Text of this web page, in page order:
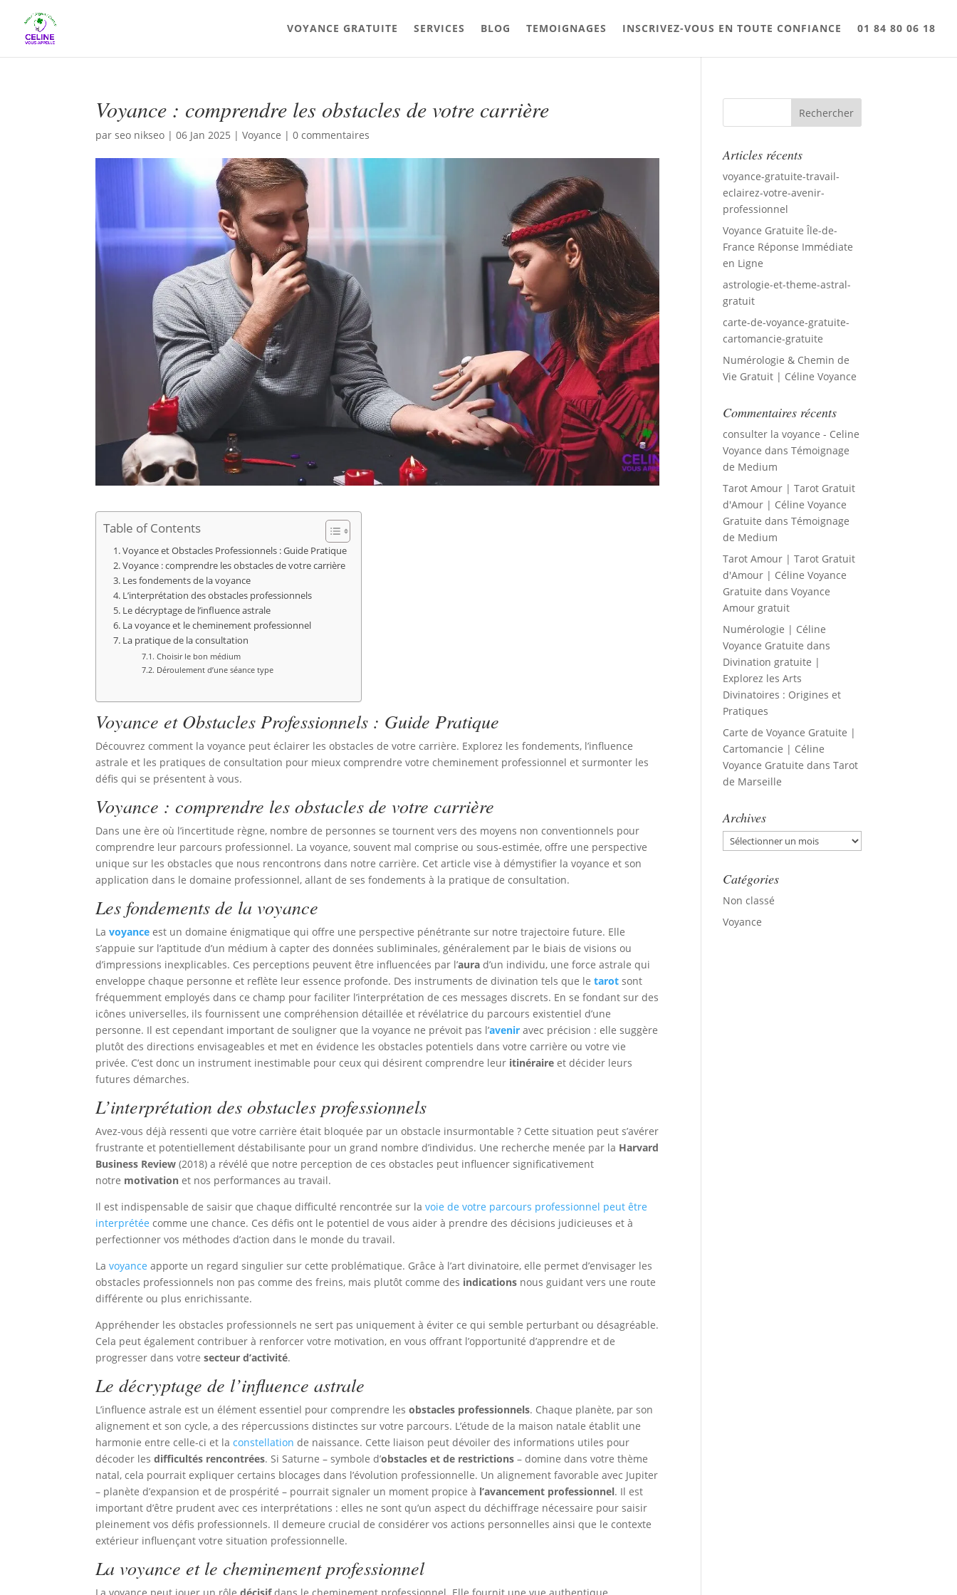
VOYANCE GRATUITE SERVICES BLOG TEMOIGNAGES INSCRIVEZ-VOUS EN TOUTE CONFIANCE 01 84 80 06 18
Voyance : comprendre les obstacles de votre carrière
parseo nikseo |06 Jan 2025 |Voyance |0 commentaires
Table of Contents
Voyance et Obstacles Professionnels : Guide Pratique
Voyance : comprendre les obstacles de votre carrière
Les fondements de la voyance
L’interprétation des obstacles professionnels
Le décryptage de l’influence astrale
La voyance et le cheminement professionnel
La pratique de la consultation
Choisir le bon médium
Déroulement d’une séance type
Voyance et Obstacles Professionnels : Guide Pratique
Découvrez comment la voyance peut éclairer les obstacles de votre carrière. Explorez les fondements, l’influence
astrale et les pratiques de consultation pour mieux comprendre votre cheminement professionnel et surmonter les
défis qui se présentent à vous.
Voyance : comprendre les obstacles de votre carrière
Dans une ère où l’incertitude règne, nombre de personnes se tournent vers des moyens non conventionnels pour
comprendre leur parcours professionnel. La voyance, souvent mal comprise ou sous-estimée, offre une perspective
unique sur les obstacles que nous rencontrons dans notre carrière. Cet article vise à démystifier la voyance et son
application dans le domaine professionnel, allant de ses fondements à la pratique de consultation.
Les fondements de la voyance
Lavoyance est un domaine énigmatique qui offre une perspective pénétrante sur notre trajectoire future. Elle
s’appuie sur l’aptitude d’un médium à capter des données subliminales, généralement par le biais de visions ou
d’impressions inexplicables. Ces perceptions peuvent être influencées par l’aura d’un individu, une force astrale qui
enveloppe chaque personne et reflète leur essence profonde. Des instruments de divination tels que letarot sont
fréquemment employés dans ce champ pour faciliter l’interprétation de ces messages discrets. En se fondant sur des
icônes universelles, ils fournissent une compréhension détaillée et révélatrice du parcours existentiel d’une
personne. Il est cependant important de souligner que la voyance ne prévoit pas l’avenir avec précision : elle suggère
plutôt des directions envisageables et met en évidence les obstacles potentiels dans votre carrière ou votre vie
privée. C’est donc un instrument inestimable pour ceux qui désirent comprendre leur itinéraire et décider leurs
futures démarches.
L’interprétation des obstacles professionnels
Avez-vous déjà ressenti que votre carrière était bloquée par un obstacle insurmontable ? Cette situation peut s’avérer
frustrante et potentiellement déstabilisante pour un grand nombre d’individus. Une recherche menée par la Harvard
Business Review (2018) a révélé que notre perception de ces obstacles peut influencer significativement
notre motivation et nos performances au travail.
Il est indispensable de saisir que chaque difficulté rencontrée sur lavoie de votre parcours professionnel peut être
interprétée comme une chance. Ces défis ont le potentiel de vous aider à prendre des décisions judicieuses et à
perfectionner vos méthodes d’action dans le monde du travail.
Lavoyance apporte un regard singulier sur cette problématique. Grâce à l’art divinatoire, elle permet d’envisager les
obstacles professionnels non pas comme des freins, mais plutôt comme des indications nous guidant vers une route
différente ou plus enrichissante.
Appréhender les obstacles professionnels ne sert pas uniquement à éviter ce qui semble perturbant ou désagréable.
Cela peut également contribuer à renforcer votre motivation, en vous offrant l’opportunité d’apprendre et de
progresser dans votresecteur d’activité.
Le décryptage de l’influence astrale
L’influence astrale est un élément essentiel pour comprendre lesobstacles professionnels. Chaque planète, par son
alignement et son cycle, a des répercussions distinctes sur votre parcours. L’étude de la maison natale établit une
harmonie entre celle-ci et laconstellation de naissance. Cette liaison peut dévoiler des informations utiles pour
décoder lesdifficultés rencontrées. Si Saturne – symbole d’obstacles et de restrictions – domine dans votre thème
natal, cela pourrait expliquer certains blocages dans l’évolution professionnelle. Un alignement favorable avec Jupiter
– planète d’expansion et de prospérité – pourrait signaler un moment propice à l’avancement professionnel. Il est
important d’être prudent avec ces interprétations : elles ne sont qu’un aspect du déchiffrage nécessaire pour saisir
pleinement vos défis professionnels. Il demeure crucial de considérer vos actions personnelles ainsi que le contexte
extérieur influençant votre situation professionnelle.
La voyance et le cheminement professionnel
Articles récents
voyance-gratuite-travail-
eclairez-votre-avenir-
professionnel
Voyance Gratuite Île-de-
France Réponse Immédiate
en Ligne
astrologie-et-theme-astral-
gratuit
carte-de-voyance-gratuite-
cartomancie-gratuite
Numérologie & Chemin de
Vie Gratuit | Céline Voyance
Commentaires récents
consulter la voyance - Celine
Voyance dansTémoignage
de Medium
Tarot Amour | Tarot Gratuit
d'Amour | Céline Voyance
Gratuite dansTémoignage
de Medium
Tarot Amour | Tarot Gratuit
d'Amour | Céline Voyance
Gratuite dansVoyance
Amour gratuit
Numérologie | Céline
Voyance Gratuite dans
Divination gratuite |
Explorez les Arts
Divinatoires : Origines et
Pratiques
Carte de Voyance Gratuite |
Cartomancie | Céline
Voyance Gratuite dansTarot
de Marseille
Archives
Archives
Catégories
Non classé
Voyance